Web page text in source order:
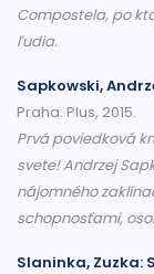
Compostela, po
ľudia.
Sapkowski,
Praha: Plus, 2015.
Prvá poviedková
svete! Andrzej
nájomného
schopnosťami,
Slaninka, Zuzka: